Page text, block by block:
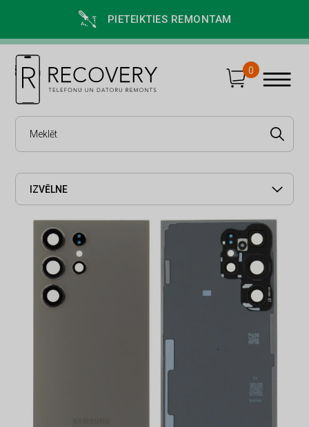
PIETEIKTIES REMONTAM
0
IZVĒLNE